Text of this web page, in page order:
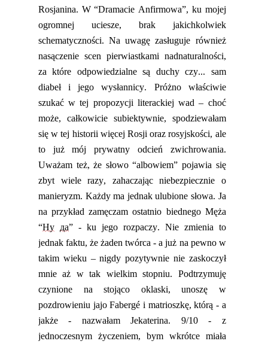
Rosjanina. W “DramacieAnfirmowa”, ku mojej
ogromnej uciesze, brak jakichkolwiek
schematyczności. Na uwagę zasługuje również
nasączenie scen pierwiastkami nadnaturalności,
za które odpowiedzialnesą duchy czy... sam
diabeł i jego wysłannicy. Próżno właściwie
szukać w tej propozycji literackiej wad – choć
może, całkowicie subiektywnie, spodziewałam
się w tej historii więcej Rosji oraz rosyjskości, ale
to już mój prywatny odcień zwichrowania.
Uważam też, że słowo “albowiem” pojawia się
zbyt wiele razy, zahaczając niebezpiecznie o
manieryzm. Każdy ma jednak ulubione słowa. Ja
na przykład zamęczam ostatnio biednego Męża
“Ну да” - ku jego rozpaczy. Nie zmienia to
jednak faktu, że żaden twórca -a już na pewno w
takim wieku – nigdy pozytywnie nie zaskoczył
mnie aż w tak wielkim stopniu. Podtrzymuję
czynione na stojąco oklaski, unoszę w
pozdrowieniu jajoFabergé i matrioszkę, którą - a
jakże - nazwałam Jekaterina. 9/10 - z
jednoczesnym życzeniem, bym wkrótce miała